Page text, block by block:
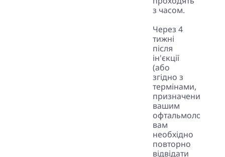
з часом.
Через 4
тижні
після
ін'єкції
(або
згідно з
термінами,
призначеними
вашим
офтальмологом)
вам
необхідно
повторно
відвідати